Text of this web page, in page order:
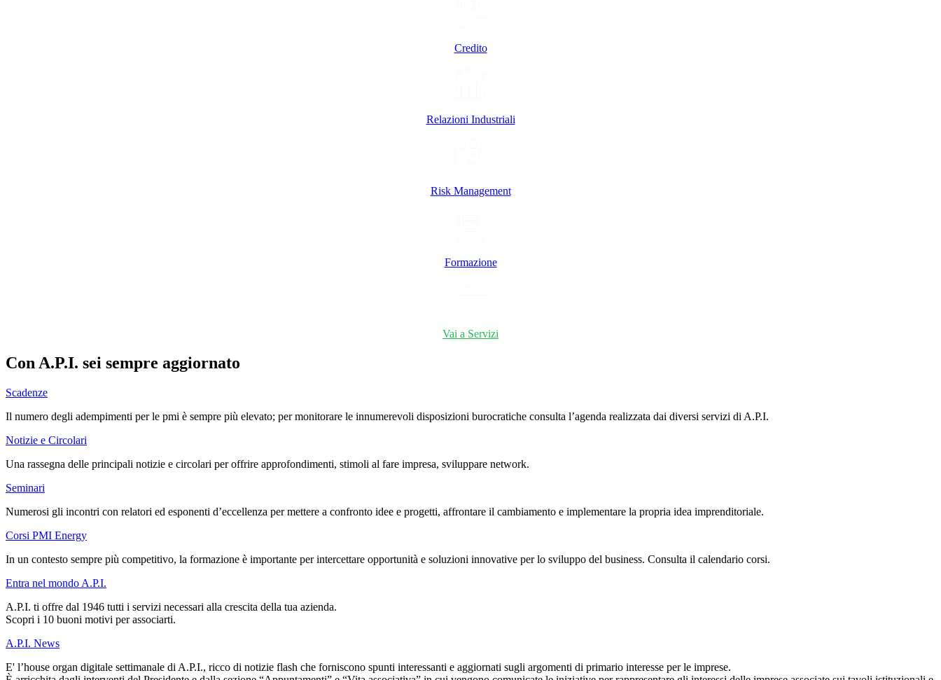
Credito
Relazioni Industriali
Risk Management
Formazione
Vai a Servizi
Con A.P.I. sei sempre aggiornato
Scadenze
Il numero degli adempimenti per le pmi è sempre più elevato; per monitorare le innumerevoli disposizioni burocratiche consulta l’agenda realizzata dai diversi servizi di A.P.I.
Notizie e Circolari
Una rassegna delle principali notizie e circolari per offrire approfondimenti, stimoli al fare impresa, sviluppare network.
Seminari
Numerosi gli incontri con relatori ed esponenti d’eccellenza per mettere a confronto idee e progetti, affrontare il cambiamento e implementare la propria idea imprenditoriale.
Corsi PMI Energy
In un contesto sempre più competitivo, la formazione è importante per intercettare opportunità e soluzioni innovative per lo sviluppo del business. Consulta il calendario corsi.
Entra nel mondo A.P.I.
A.P.I. ti offre dal 1946 tutti i servizi necessari alla crescita della tua azienda.
Scopri i 10 buoni motivi per associarti.
A.P.I. News
E' l’house organ digitale settimanale di A.P.I., ricco di notizie flash che forniscono spunti interessanti e aggiornati sugli argomenti di primario interesse per le imprese.